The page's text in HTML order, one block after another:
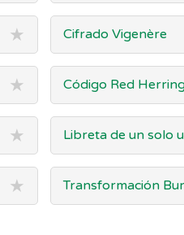
★ Cifrado Vigenère
★ Código Red
★ Libreta de un solo
★ Transformación